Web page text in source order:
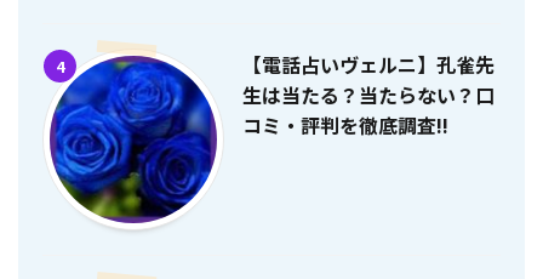
4
【電話占いヴェルニ】孔雀先
生は当たる？当たらない？口
コミ・評判を徹底調査!!